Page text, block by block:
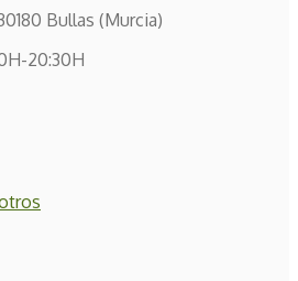
Bullas (Murcia)
20:30H